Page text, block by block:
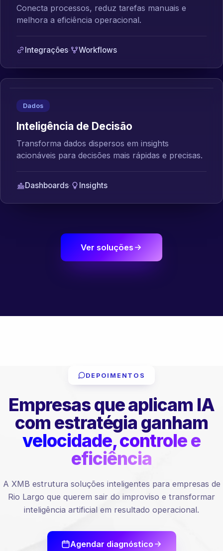
Conecta processos, reduz tarefas manuais e
melhora a eficiência operacional.
Integrações· Workflows
Dados
Inteligência de Decisão
Transforma dados dispersos em insights
acionáveis para decisões mais rápidas e precisas.
Dashboards· Insights
Ver soluções
DEPOIMENTOS
Empresas que aplicam IA
com estratégia ganham
velocidade, controle e
eficiência
A XMB estrutura soluções inteligentes para empresas de
Rio Largo que querem sair do improviso e transformar
inteligência artificial em resultado operacional.
Agendar diagnóstico